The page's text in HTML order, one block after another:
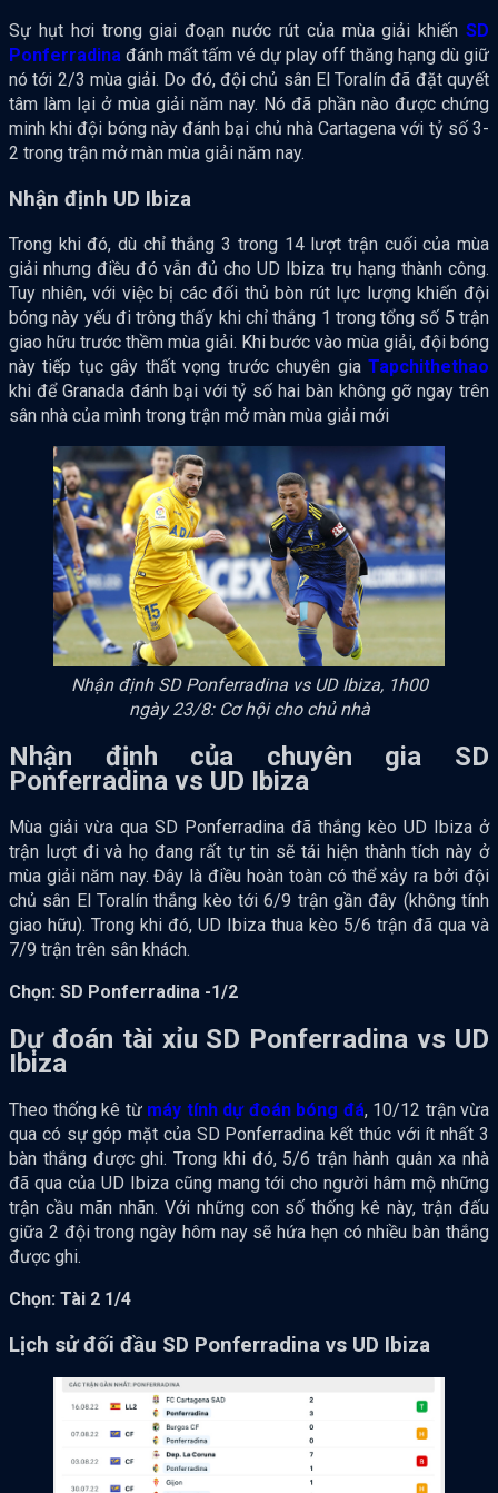
Sự hụt hơi trong giai đoạn nước rút của mùa giải khiến SD
Ponferradina đánh mất tấm vé dự play off thăng hạng dù giữ
nó tới 2/3 mùa giải. Do đó, đội chủ sân El Toralín đã đặt quyết
tâm làm lại ở mùa giải năm nay. Nó đã phần nào được chứng
minh khi đội bóng này đánh bại chủ nhà Cartagena với tỷ số 3-
2 trong trận mở màn mùa giải năm nay.
Nhận định UD Ibiza
Trong khi đó, dù chỉ thắng 3 trong 14 lượt trận cuối của mùa
giải nhưng điều đó vẫn đủ cho UD Ibiza trụ hạng thành công.
Tuy nhiên, với việc bị các đối thủ bòn rút lực lượng khiến đội
bóng này yếu đi trông thấy khi chỉ thắng 1 trong tổng số 5 trận
giao hữu trước thềm mùa giải. Khi bước vào mùa giải, đội bóng
này tiếp tục gây thất vọng trước chuyên gia Tapchithethao
khi để Granada đánh bại với tỷ số hai bàn không gỡ ngay trên
sân nhà của mình trong trận mở màn mùa giải mới
Nhận định SD Ponferradina vs UD Ibiza, 1h00
ngày 23/8: Cơ hội cho chủ nhà
Nhận định của chuyên gia SD
Ponferradina vs UD Ibiza
Mùa giải vừa qua SD Ponferradina đã thắng kèo UD Ibiza ở
trận lượt đi và họ đang rất tự tin sẽ tái hiện thành tích này ở
mùa giải năm nay. Đây là điều hoàn toàn có thể xảy ra bởi đội
chủ sân El Toralín thắng kèo tới 6/9 trận gần đây (không tính
giao hữu). Trong khi đó, UD Ibiza thua kèo 5/6 trận đã qua và
7/9 trận trên sân khách.
Chọn: SD Ponferradina -1/2
Dự đoán tài xỉu SD Ponferradina vs UD
Ibiza
Theo thống kê từ máy tính dự đoán bóng đá, 10/12 trận vừa
qua có sự góp mặt của SD Ponferradina kết thúc với ít nhất 3
bàn thắng được ghi. Trong khi đó, 5/6 trận hành quân xa nhà
đã qua của UD Ibiza cũng mang tới cho người hâm mộ những
trận cầu mãn nhãn. Với những con số thống kê này, trận đấu
giữa 2 đội trong ngày hôm nay sẽ hứa hẹn có nhiều bàn thắng
được ghi.
Chọn: Tài 2 1/4
Lịch sử đối đầu SD Ponferradina vs UD Ibiza